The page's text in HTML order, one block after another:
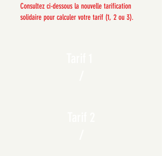
Consultez ci-dessous la nouvelle tarification
solidaire pour calculer votre tarif (1, 2 ou 3).